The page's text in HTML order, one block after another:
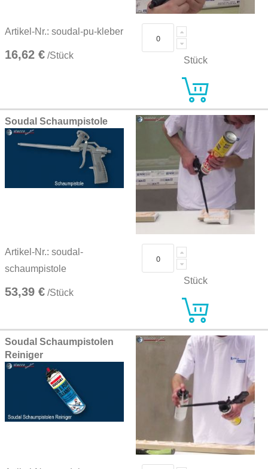
Artikel-Nr.: soudal-pu-kleber
16,62 € /Stück Stück
Soudal Schaumpistole
Artikel-Nr.: soudal-
schaumpistole
53,39 € /Stück
Stück
Soudal Schaumpistolen
Reiniger